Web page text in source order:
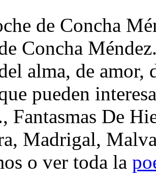
de Concha
Concha
alma, de
pueden
Fantasmas De
Madrigal,
o ver toda la